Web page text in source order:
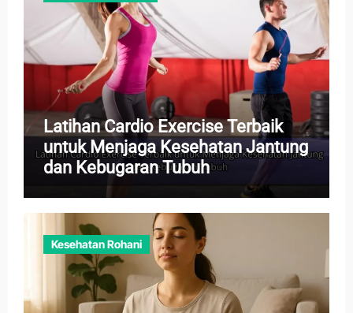
Latihan Cardio Exercise Terbaik
untuk Menjaga Kesehatan Jantung
dan Kebugaran Tubuh
Kesehatan Rohani